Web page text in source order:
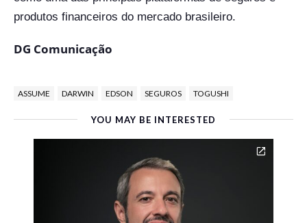
produtos financeiros do mercado brasileiro.
DG Comunicação
ASSUME DARWIN EDSON SEGUROS TOGUSHI
YOU MAY BE INTERESTED